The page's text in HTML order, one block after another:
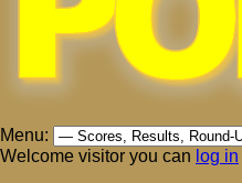
Menu:
Welcome visitor you can log in